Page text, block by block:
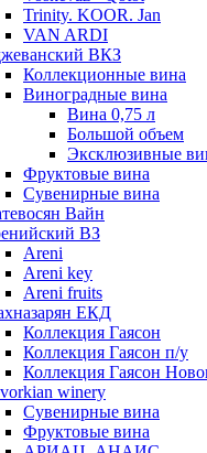
Trinity. KOOR. Jan
VAN ARDI
ВКЗ
Коллекционные вина
Виноградные вина
Вина 0,75 л
Большой объем
Эксклюзивные
Фруктовые вина
Cувенирные вина
Вайн
ВЗ
Areni
Areni key
Areni fruits
ЕКД
Коллекция Гаясон
Коллекция Гаясон п/у
Коллекция Гаясон
winery
Сувенирные вина
Фруктовые вина